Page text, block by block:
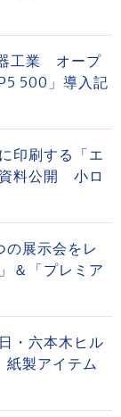
工業 オープ
500」導入記
印刷する「エ
料公開 小ロ
の展示会をレ
＆「プレミア
・六本木ヒル
製アイテム